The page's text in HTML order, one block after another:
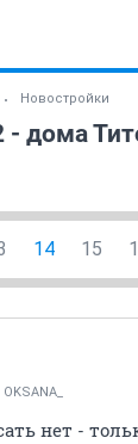
Новостройки
14 15
OKSANA_
нет -